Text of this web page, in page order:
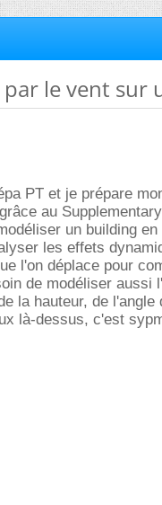
par le vent sur
PT et je prépare
au
un building
les effets
l'on déplace pour
de modéliser
la hauteur, de
là-dessus, c'est